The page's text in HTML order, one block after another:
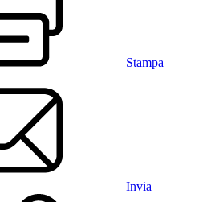
Stampa
Invia